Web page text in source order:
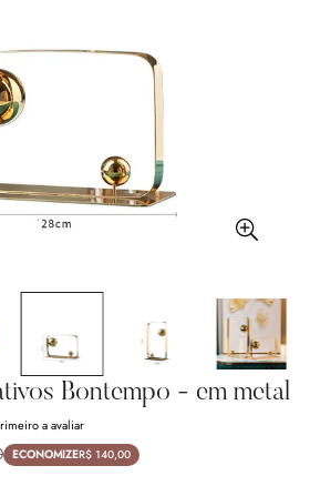
Bontempo - em metal
a avaliar
ECONOMIZER$ 140,00